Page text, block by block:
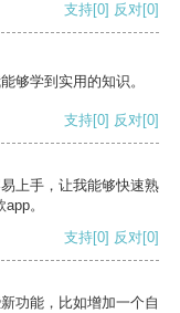
支持[0] 反对[0]
够学到实用的知识。
支持[0] 反对[0]
上手，让我能够快速熟
。
支持[0] 反对[0]
功能，比如增加一个自